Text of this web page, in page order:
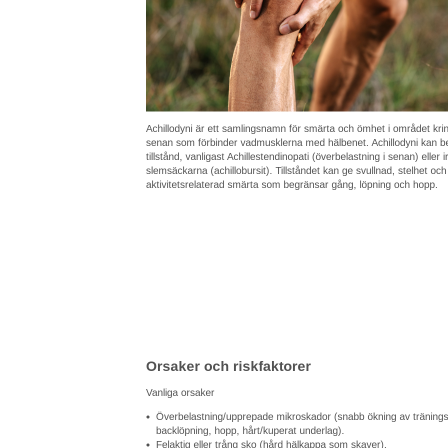
Achillodyni är ett samlingsnamn för smärta och ömhet i området
senan som förbinder vadmusklerna med hälbenet. Achillodyni kan
tillstånd, vanligast Achillestendinopati (överbelastning i senan) eller
slemsäckarna (achillobursit). Tillståndet kan ge svullnad, stelhet och
aktivitetsrelaterad smärta som begränsar gång, löpning och hopp.
Orsaker och riskfaktorer
Vanliga orsaker
Överbelastning/upprepade mikroskador (snabb ökning av
backlöpning, hopp, hårt/kuperat underlag).
Felaktig eller trång sko (hård hälkappa som skaver).